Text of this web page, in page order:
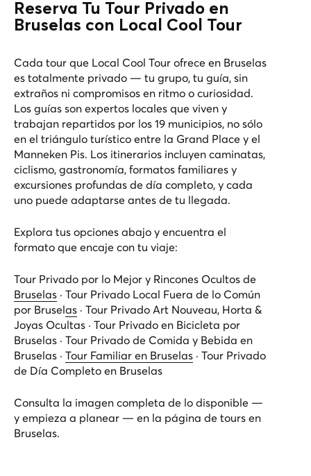
Reserva Tu Tour Privado en
Bruselas con Local Cool Tour
Cada tour que Local Cool Tour ofrece en Bruselas
es totalmente privado — tu grupo, tu guía, sin
extraños ni compromisos en ritmo o curiosidad.
Los guías son expertos locales que viven y
trabajan repartidos por los 19 municipios, no sólo
en el triángulo turístico entre la Grand Place y el
Manneken Pis. Los itinerarios incluyen caminatas,
ciclismo, gastronomía, formatos familiares y
excursiones profundas de día completo, y cada
uno puede adaptarse antes de tu llegada.
Explora tus opciones abajo y encuentra el
formato que encaje con tu viaje:
Tour Privado por lo Mejor y Rincones Ocultos de
Bruselas · Tour Privado Local Fuera de lo Común
por Bruselas · Tour Privado Art Nouveau, Horta &
Joyas Ocultas · Tour Privado en Bicicleta por
Bruselas · Tour Privado de Comida y Bebida en
Bruselas · Tour Familiar en Bruselas · Tour Privado
de Día Completo en Bruselas
Consulta la imagen completa de lo disponible —
y empieza a planear — en la página de tours en
Bruselas.